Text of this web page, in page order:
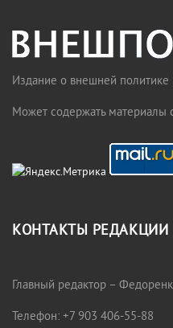
Издание о внешней политике
Может содержать материалы
КОНТАКТЫ РЕДАКЦИИ
Главный редактор –
Телефон: +7 903 406-55-88